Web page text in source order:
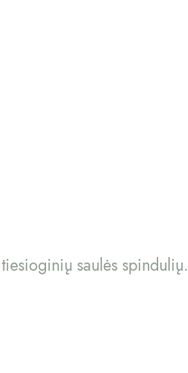
saulės spindulių.